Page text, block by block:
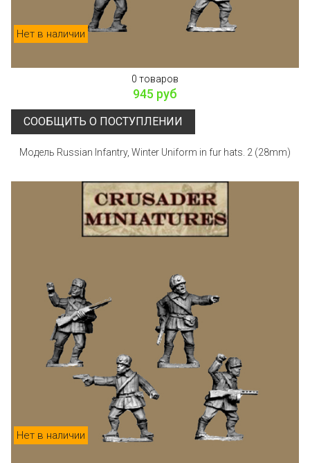
Нет в наличии
0 товаров
945 руб
СООБЩИТЬ О ПОСТУПЛЕНИИ
Модель Russian Infantry, Winter Uniform in fur hats. 2 (28mm)
Нет в наличии